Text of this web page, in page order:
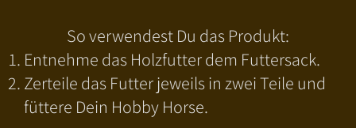
So verwendest Du das Produkt:
Entnehme das Holzfutter dem Futtersack.
Zerteile das Futter jeweils in zwei Teile und
füttere Dein Hobby Horse.